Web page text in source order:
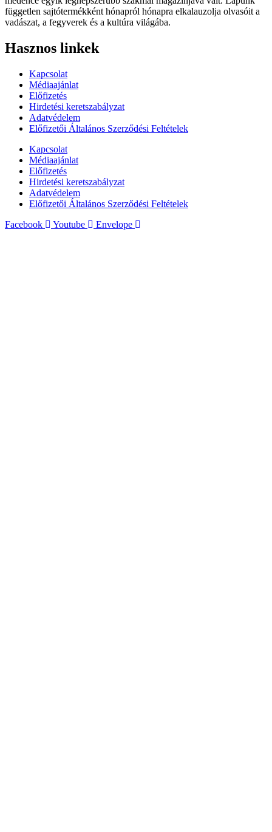
független sajtótermékként hónapról hónapra elkalauzolja olvasóit a
vadászat, a fegyverek és a kultúra világába.
Hasznos linkek
Kapcsolat
Médiaajánlat
Előfizetés
Hirdetési keretszabályzat
Adatvédelem
Előfizetői Általános Szerződési Feltételek
Kapcsolat
Médiaajánlat
Előfizetés
Hirdetési keretszabályzat
Adatvédelem
Előfizetői Általános Szerződési Feltételek
Facebook
Youtube Envelope